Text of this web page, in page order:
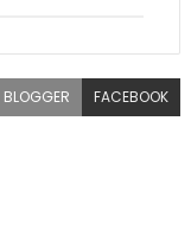
BLOGGER FACEBOOK